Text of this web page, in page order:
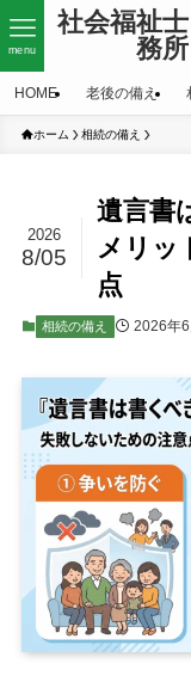
社会福祉
務
menu
HOME 老後の備え
ホーム 相続の備え
遺言書
メリッ
点
2026
8/05
相続の備え 2026年